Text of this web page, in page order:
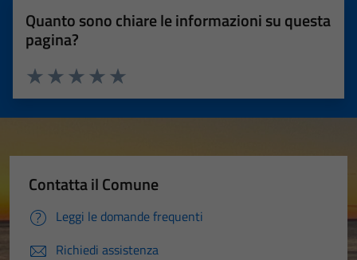
Quanto sono chiare le informazioni su questa
pagina?
Valuta 5 stelle su 5
Valuta 4 stelle su 5
Valuta 3 stelle su 5
Valuta 2 stelle su 5
Valuta 1 stelle su 5
Contatta il Comune
Leggi le domande frequenti
Richiedi assistenza